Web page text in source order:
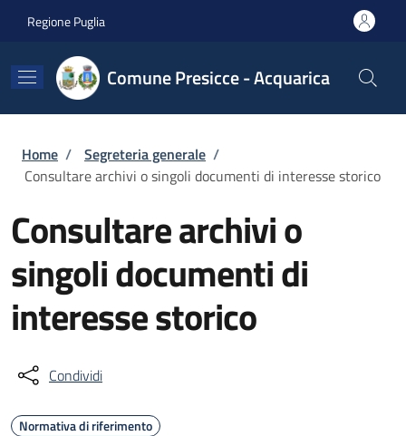
Regione Puglia
Comune Presicce - Acquarica
Briciole di pane
Home / Segreteria generale /
Consultare archivi o singoli documenti di interesse storico
Consultare archivi o
singoli documenti di
interesse storico
Condividi
Normativa di riferimento